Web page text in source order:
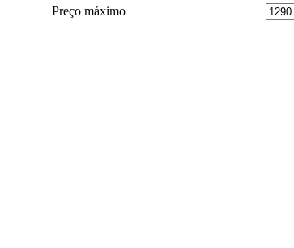
Preço máximo